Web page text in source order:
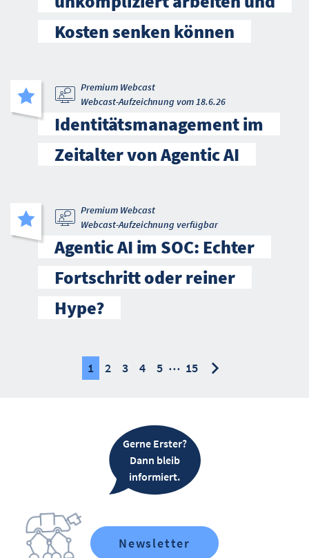
Kosten senken können
Premium Webcast
Webcast-Aufzeichnung vom 18.6.26
Identitätsmanagement im
Zeitalter von Agentic AI
Premium Webcast
Webcast-Aufzeichnung verfügbar
Agentic AI im SOC: Echter
Fortschritt oder reiner
Hype?
1 2 3 4 5 … 15nächste
Gerne Erster?
Dann bleib
informiert.
Newsletter